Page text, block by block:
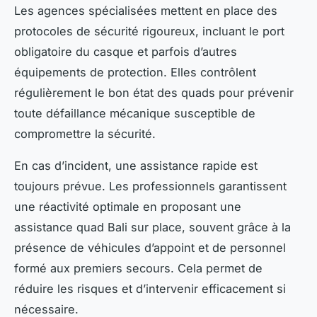
Les agences spécialisées mettent en place des
protocoles de sécurité rigoureux, incluant le port
obligatoire du casque et parfois d’autres
équipements de protection. Elles contrôlent
régulièrement le bon état des quads pour prévenir
toute défaillance mécanique susceptible de
compromettre la sécurité.
En cas d’incident, une assistance rapide est
toujours prévue. Les professionnels garantissent
une réactivité optimale en proposant une
assistance quad Bali sur place, souvent grâce à la
présence de véhicules d’appoint et de personnel
formé aux premiers secours. Cela permet de
réduire les risques et d’intervenir efficacement si
nécessaire.